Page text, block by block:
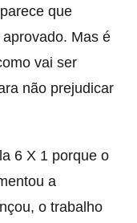
que
Mas é
vai ser
não prejudicar
6 X 1 porque o
a
o trabalho